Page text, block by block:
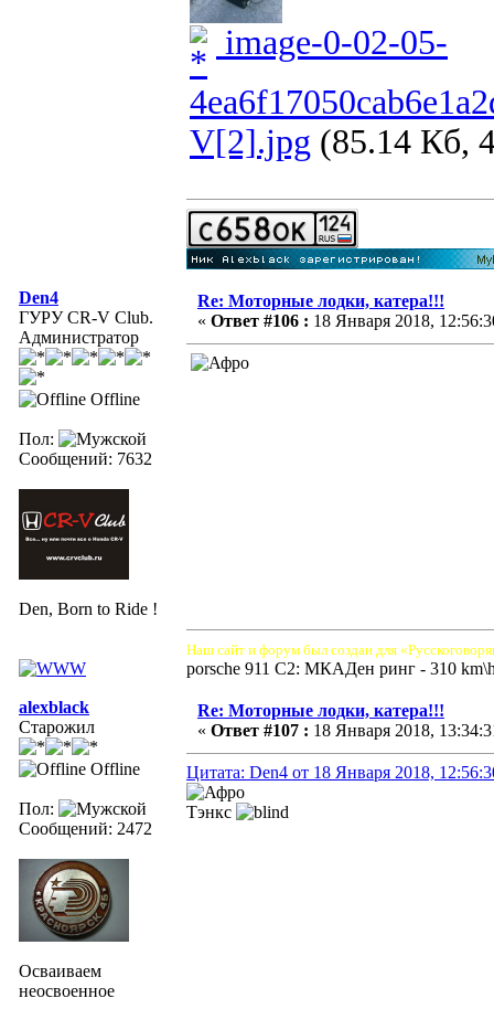
image-0-02-05-
V[2].jpg (85.14 Кб,
Den4
ГУРУ CR-V Club.
Администратор
Offline
Пол:
Сообщений: 7632
Den, Born to Ride !
Re: Моторные лодки, катера!!!
« Ответ #106 : 18 Января 2018,
Наш сайт и форум был создан для
porsche 911 C2: МКАДен ринг - 310
alexblack
Старожил
Offline
Пол:
Сообщений: 2472
Осваиваем
неосвоенное
Re: Моторные лодки, катера!!!
« Ответ #107 : 18 Января 2018,
Цитата: Den4 от 18 Января 2018,
Тэнкс